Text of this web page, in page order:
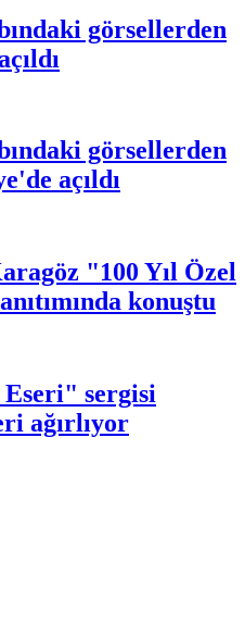
görsellerden
görsellerden
açıldı
"100 Yıl Özel
konuştu
Eseri" sergisi
ağırlıyor